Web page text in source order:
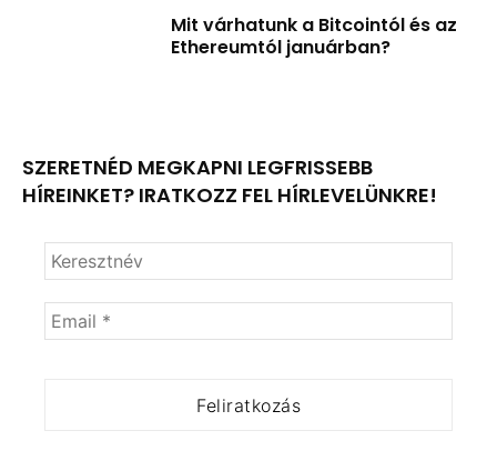
Mit várhatunk a Bitcointól és az
Ethereumtól januárban?
SZERETNÉD MEGKAPNI LEGFRISSEBB
HÍREINKET? IRATKOZZ FEL HÍRLEVELÜNKRE!